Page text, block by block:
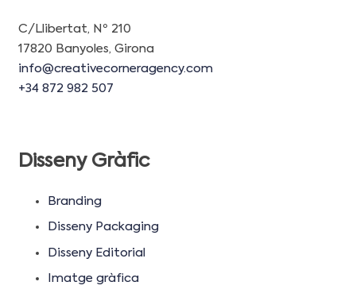
C/Llibertat, Nº 210
17820 Banyoles, Girona
info@creativecorneragency.com
+34 872 982 507
Disseny Gràfic
Branding
Disseny Packaging
Disseny Editorial
Imatge gràfica